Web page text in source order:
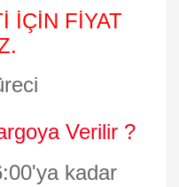
İÇİN FİYAT
Verilir ?
kadar